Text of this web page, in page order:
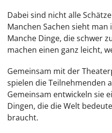
Dabei sind nicht alle
Manchen Sachen sieht
Manche Dinge, die schwer
machen einen ganz leicht,
Gemeinsam mit der
spielen die Teilnehmenden
Gemeinsam entwickeln sie
Dingen, die die Welt
braucht.